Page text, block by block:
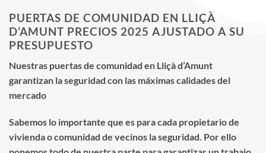
PUERTAS DE COMUNIDAD EN LLIÇÀ
D’AMUNT PRECIOS 2025 AJUSTADO A SU
PRESUPUESTO
Nuestras puertas de comunidad en Lliçà d’Amunt
garantizan la seguridad con las máximas calidades del
mercado
Sabemos lo importante que es para cada propietario de
vivienda o comunidad de vecinos la seguridad. Por ello